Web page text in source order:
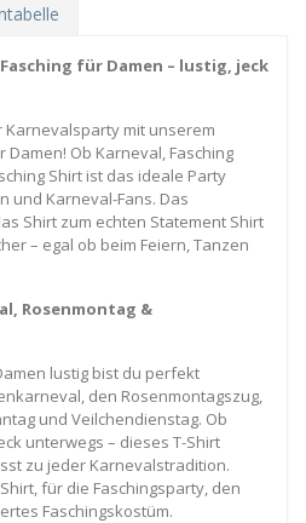
für Damen – lustig, jeck
mit unserem
Ob Karneval, Fasching
Shirt ist das ideale Party
und Karneval-Fans. Das
Shirt zum echten Statement Shirt
– egal ob beim Feiern, Tanzen
Rosenmontag &
lustig bist du perfekt
den Rosenmontagszug,
und Veilchendienstag. Ob
unterwegs – dieses T-Shirt
zu jeder Karnevalstradition.
für die Faschingsparty, den
Faschingskostüm.